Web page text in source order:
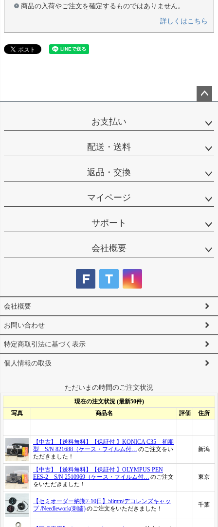
商品の入荷やご注文を確定するものではありません。
詳しくはこちら
ップ
お支払い
配送・送料
返品・交換
マイページ
サポート
会社概要
会社概要
お問い合わせ
特定商取引法に基づく表示
個人情報の取扱
ただいまの時間のご注文状況